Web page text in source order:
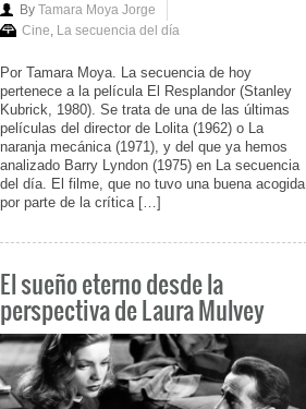
By Tamara Moya Jorge
Cine, La secuencia del día
Por Tamara Moya. La secuencia de hoy
pertenece a la película El Resplandor (Stanley
Kubrick, 1980). Se trata de una de las últimas
películas del director de Lolita (1962) o La
naranja mecánica (1971), y del que ya hemos
analizado Barry Lyndon (1975) en La secuencia
del día. El filme, que no tuvo una buena acogida
por parte de la crítica […]
El sueño eterno desde la
perspectiva de Laura Mulvey